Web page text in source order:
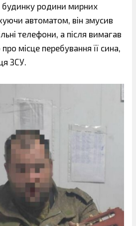
будинку родини мирних
автоматом, він змусив
телефони, а після вимагав
місце перебування її сина,
ЗСУ.